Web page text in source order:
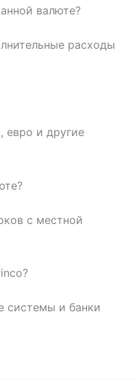
валюте?
расходы
евро и другие
с местной
системы и банки